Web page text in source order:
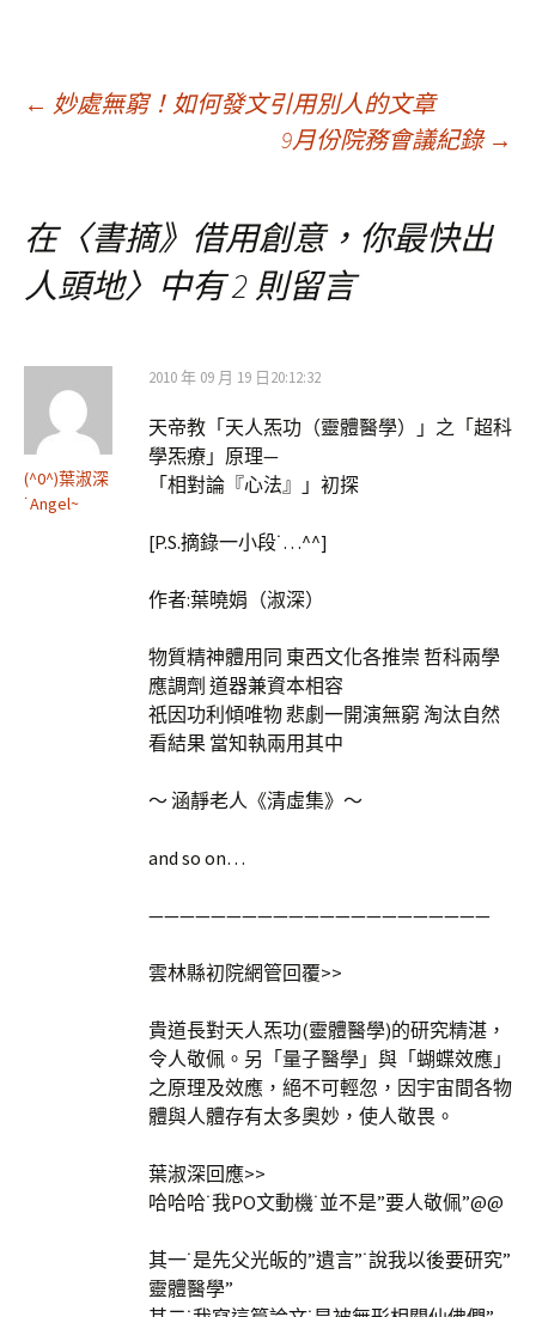
文
導
← 妙處無窮！如何發文引用別人的文章
9月份院務會議紀錄 →
在〈書摘》借用創意，你最快出
人頭地〉中有 2 則留言
(^0^)葉淑深
˙Angel~
2010 年 09 月 19 日20:12:32
天帝教「天人炁功（靈體醫學）」之「超科
學炁療」原理—
「相對論『心法』」初探
[P.S.摘錄一小段˙…^^]
作者:葉曉娟（淑深）
物質精神體用同 東西文化各推崇 哲科兩學
應調劑 道器兼資本相容
祇因功利傾唯物 悲劇一開演無窮 淘汰自然
看結果 當知執兩用其中
～ 涵靜老人《清虛集》～
and so on…
——————————————————————
雲林縣初院網管回覆>>
貴道長對天人炁功(靈體醫學)的研究精湛，
令人敬佩。另「量子醫學」與「蝴蝶效應」
之原理及效應，絕不可輕忽，因宇宙間各物
體與人體存有太多奧妙，使人敬畏。
葉淑深回應>>
哈哈哈˙我PO文動機˙並不是”要人敬佩”@@
其一˙是先父光皈的”遺言”˙說我以後要研究”
靈體醫學”